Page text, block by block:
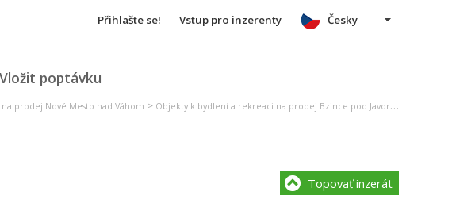
Přihlašte se! Vstup pro inzerenty
Vložit poptávku
Česky
prodej Nové Mesto nad Váhom > Objekty k bydlení a rekreaci na prodej Bzince pod Javorinou
Topovať inzerát